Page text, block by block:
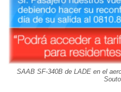
SAAB SF-340B de LADE en el